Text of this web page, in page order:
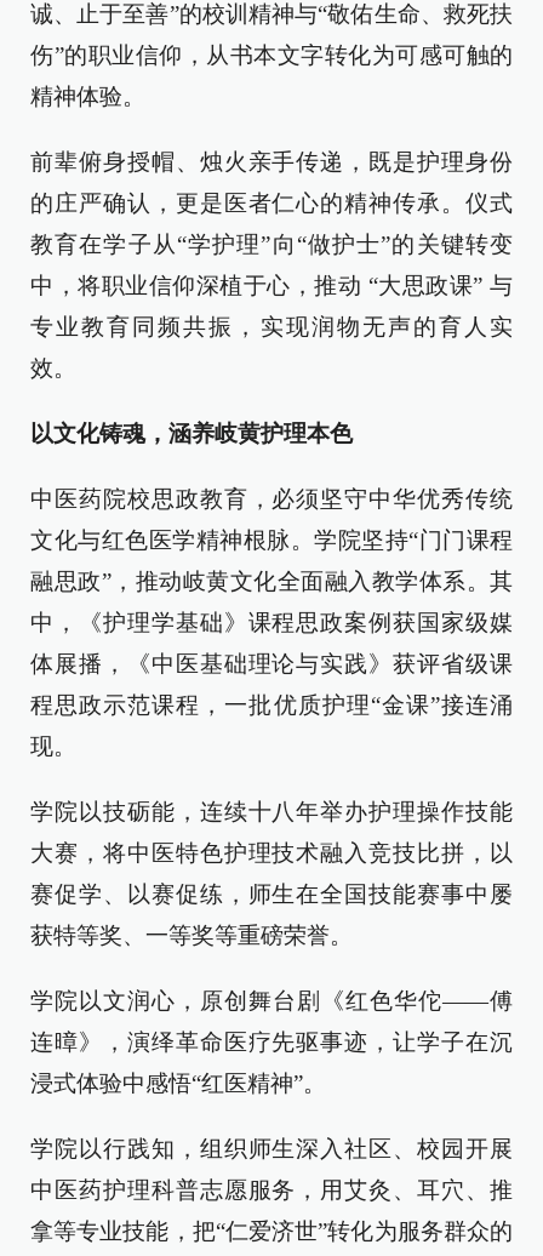
诚、止于至善”的校训精神与“敬佑生命、救死扶
伤”的职业信仰，从书本文字转化为可感可触的
精神体验。
前辈俯身授帽、烛火亲手传递，既是护理身份
的庄严确认，更是医者仁心的精神传承。仪式
教育在学子从“学护理”向“做护士”的关键转变
中，将职业信仰深植于心，推动 “大思政课” 与
专业教育同频共振，实现润物无声的育人实
效。
以文化铸魂，涵养岐黄护理本色
中医药院校思政教育，必须坚守中华优秀传统
文化与红色医学精神根脉。学院坚持“门门课程
融思政”，推动岐黄文化全面融入教学体系。其
中，《护理学基础》课程思政案例获国家级媒
体展播，《中医基础理论与实践》获评省级课
程思政示范课程，一批优质护理“金课”接连涌
现。
学院以技砺能，连续十八年举办护理操作技能
大赛，将中医特色护理技术融入竞技比拼，以
赛促学、以赛促练，师生在全国技能赛事中屡
获特等奖、一等奖等重磅荣誉。
学院以文润心，原创舞台剧《红色华佗——傅
连暲》，演绎革命医疗先驱事迹，让学子在沉
浸式体验中感悟“红医精神”。
学院以行践知，组织师生深入社区、校园开展
中医药护理科普志愿服务，用艾灸、耳穴、推
拿等专业技能，把“仁爱济世”转化为服务群众的